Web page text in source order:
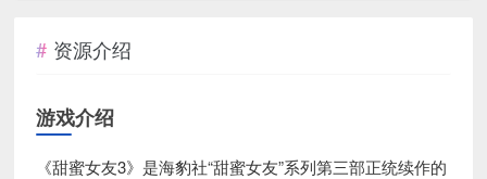
资源介绍
游戏介绍
《甜蜜女友3》是海豹社“甜蜜女友”系列第三部正统续作的